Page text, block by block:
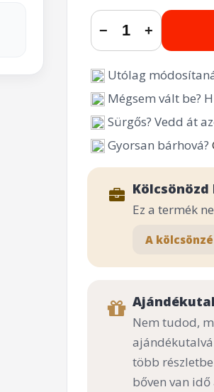
− +
Utólag
Mégsem vált be?
Sürgős? Vedd át
Gyorsan bárhová?
Kölcsönözd
Ez a termék
A
Nem tudod,
több
bőven van